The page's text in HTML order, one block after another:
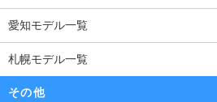
愛知モデル一覧
札幌モデル一覧
その他